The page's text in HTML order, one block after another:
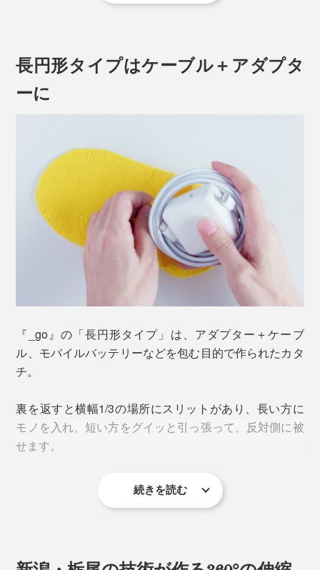
その点「パッキングニット」なら、一番小さい円形タイ
プで7g、一番大きい厚地長方形タイプでも16g。軽く柔
らかな素材でスキマを最小に圧縮します。
ツグン。擦れ合いによるキズ、無理な力をかけることに
よる劣化、ケーブルの絡まりを防ぎます。
360°どの角度にも伸びるニット素材。
長円形タイプはケーブル＋アダプタ
ーに
『_go』の「長円形タイプ」は、アダプター＋ケーブ
ル、モバイルバッテリーなどを包む目的で作られたカタ
チ。
裏を返すと横幅1/3の場所にスリットがあり、長い方に
モノを入れ、短い方をグイッと引っ張って、反対側に被
せます。
続きを読む